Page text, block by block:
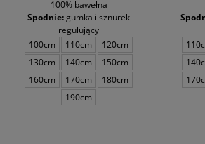
100% bawełna
Spodnie:gumka i sznurek
regulujący
100cm
110cm
120cm
130cm
140cm
150cm
160cm
170cm
180cm
190cm